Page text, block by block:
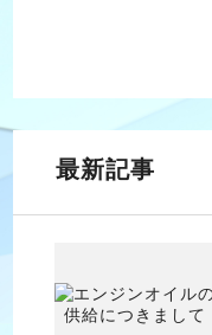
最新記事